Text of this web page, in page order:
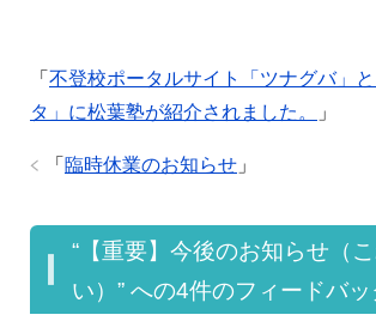
「 不登校ポータルサイト「ツナグバ」
タ」に松葉塾が紹介されました。
」
「 臨時休業のお知らせ 」
“【重要】今後のお知らせ（
い）” への4件のフィードバッ